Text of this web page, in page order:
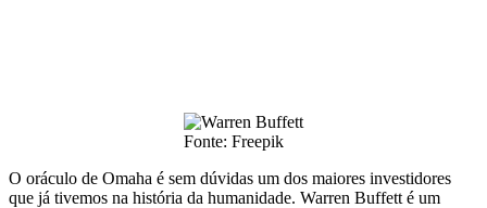
Fonte: Freepik
O oráculo de Omaha é sem dúvidas um dos maiores investidores
que já tivemos na história da humanidade. Warren Buffett é um